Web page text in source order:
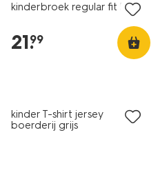
kinderbroek regular fit bruin
21.
99
kinder T-shirt jersey
boerderij grijs